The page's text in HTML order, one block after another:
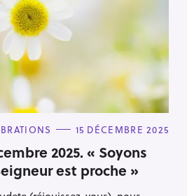
15 DÉCEMBRE 2025
2025. « Soyons
est proche »